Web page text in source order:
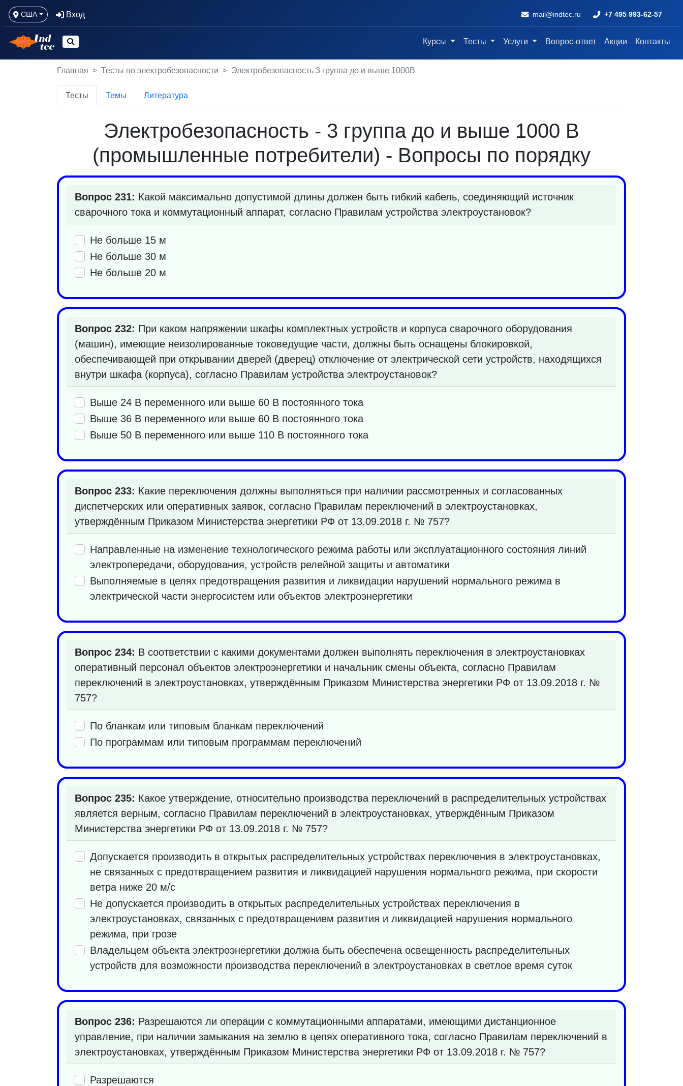
США Вход mail@indtec.ru +7 495 993-62-57
Курсы Тесты Услуги Вопрос-ответ Акции Контакты
Главная Тесты по электробезопасности Электробезопасность 3 группа до и выше 1000В
Тесты Темы Литература
Электробезопасность - 3 группа до и выше 1000 В
(промышленные потребители) - Вопросы по порядку
Вопрос 231: Какой максимально допустимой длины должен быть гибкий кабель, соединяющий источник
сварочного тока и коммутационный аппарат, согласно Правилам устройства электроустановок?
Не больше 15 м
Не больше 30 м
Не больше 20 м
Вопрос 232: При каком напряжении шкафы комплектных устройств и корпуса сварочного оборудования
(машин), имеющие неизолированные токоведущие части, должны быть оснащены блокировкой,
обеспечивающей при открывании дверей (дверец) отключение от электрической сети устройств, находящихся
внутри шкафа (корпуса), согласно Правилам устройства электроустановок?
Выше 24 В переменного или выше 60 В постоянного тока
Выше 36 В переменного или выше 60 В постоянного тока
Выше 50 В переменного или выше 110 В постоянного тока
Вопрос 233: Какие переключения должны выполняться при наличии рассмотренных и согласованных
диспетчерских или оперативных заявок, согласно Правилам переключений в электроустановках,
утверждённым Приказом Министерства энергетики РФ от 13.09.2018 г. № 757?
Направленные на изменение технологического режима работы или эксплуатационного состояния линий
электропередачи, оборудования, устройств релейной защиты и автоматики
Выполняемые в целях предотвращения развития и ликвидации нарушений нормального режима в
электрической части энергосистем или объектов электроэнергетики
Вопрос 234: В соответствии с какими документами должен выполнять переключения в электроустановках
оперативный персонал объектов электроэнергетики и начальник смены объекта, согласно Правилам
переключений в электроустановках, утверждённым Приказом Министерства энергетики РФ от 13.09.2018 г. №
757?
По бланкам или типовым бланкам переключений
По программам или типовым программам переключений
Вопрос 235: Какое утверждение, относительно производства переключений в распределительных устройствах
является верным, согласно Правилам переключений в электроустановках, утверждённым Приказом
Министерства энергетики РФ от 13.09.2018 г. № 757?
Допускается производить в открытых распределительных устройствах переключения в электроустановках,
не связанных с предотвращением развития и ликвидацией нарушения нормального режима, при скорости
ветра ниже 20 м/с
Не допускается производить в открытых распределительных устройствах переключения в
электроустановках, связанных с предотвращением развития и ликвидацией нарушения нормального
режима, при грозе
Владельцем объекта электроэнергетики должна быть обеспечена освещенность распределительных
устройств для возможности производства переключений в электроустановках в светлое время суток
Вопрос 236: Разрешаются ли операции с коммутационными аппаратами, имеющими дистанционное
управление, при наличии замыкания на землю в цепях оперативного тока, согласно Правилам переключений в
электроустановках, утверждённым Приказом Министерства энергетики РФ от 13.09.2018 г. № 757?
Разрешаются